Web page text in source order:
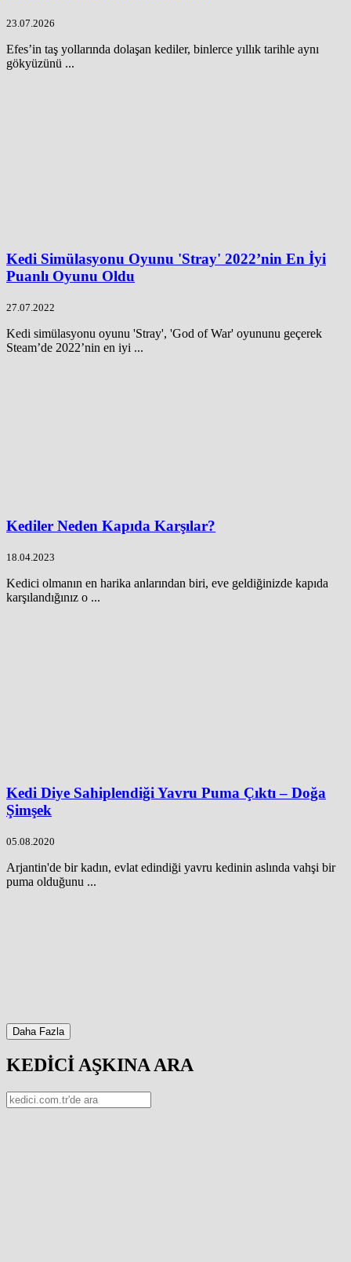
23.07.2026
Efes’in taş yollarında dolaşan kediler, binlerce yıllık tarihle aynı
gökyüzünü ...
Kedi Simülasyonu Oyunu 'Stray' 2022’nin En İyi
Puanlı Oyunu Oldu
27.07.2022
Kedi simülasyonu oyunu 'Stray', 'God of War' oyununu geçerek
Steam’de 2022’nin en iyi ...
Kediler Neden Kapıda Karşılar?
18.04.2023
Kedici olmanın en harika anlarından biri, eve geldiğinizde kapıda
karşılandığınız o ...
Kedi Diye Sahiplendiği Yavru Puma Çıktı – Doğa
Şimşek
05.08.2020
Arjantin'de bir kadın, evlat edindiği yavru kedinin aslında vahşi bir
puma olduğunu ...
Daha Fazla
KEDİCİ AŞKINA ARA